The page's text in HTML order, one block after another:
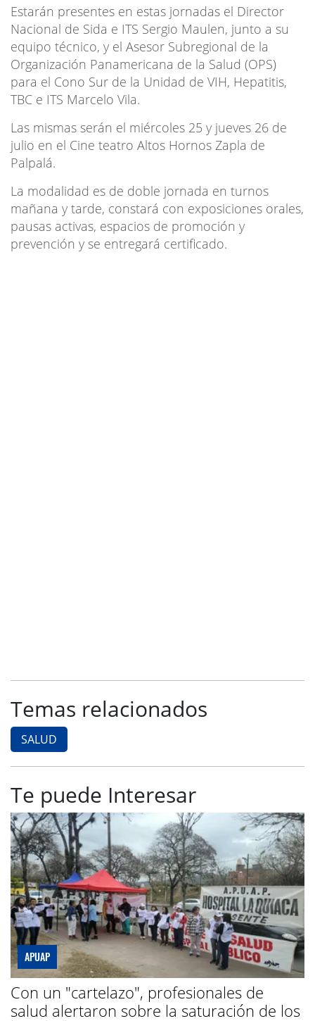
Estarán presentes en estas jornadas el Director
Nacional de Sida e ITS Sergio Maulen, junto a su
equipo técnico, y el Asesor Subregional de la
Organización Panamericana de la Salud (OPS)
para el Cono Sur de la Unidad de VIH, Hepatitis,
TBC e ITS Marcelo Vila.
Las mismas serán el miércoles 25 y jueves 26 de
julio en el Cine teatro Altos Hornos Zapla de
Palpalá.
La modalidad es de doble jornada en turnos
mañana y tarde, constará con exposiciones orales,
pausas activas, espacios de promoción y
prevención y se entregará certificado.
Temas relacionados
SALUD
Te puede Interesar
APUAP
Con un "cartelazo", profesionales de
salud alertaron sobre la saturación de los